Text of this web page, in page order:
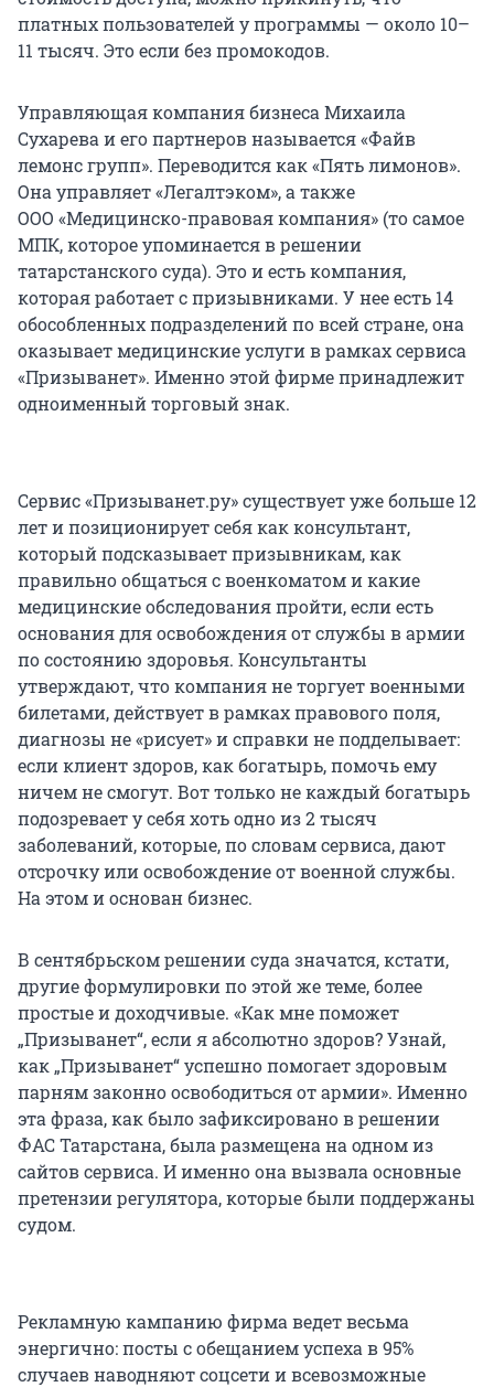
платных пользователей у программы — около 10–
11 тысяч. Это если без промокодов.
Управляющая компания бизнеса Михаила
Сухарева и его партнеров называется «Файв
лемонс групп». Переводится как «Пять лимонов».
Она управляет «Легалтэком», а также
ООО «Медицинско-правовая компания» (то самое
МПК, которое упоминается в решении
татарстанского суда). Это и есть компания,
которая работает с призывниками. У нее есть 14
обособленных подразделений по всей стране, она
оказывает медицинские услуги в рамках сервиса
«Призыванет». Именно этой фирме принадлежит
одноименный торговый знак.
Сервис «Призыванет.ру» существует уже больше 12
лет и позиционирует себя как консультант,
который подсказывает призывникам, как
правильно общаться с военкоматом и какие
медицинские обследования пройти, если есть
основания для освобождения от службы в армии
по состоянию здоровья. Консультанты
утверждают, что компания не торгует военными
билетами, действует в рамках правового поля,
диагнозы не «рисует» и справки не подделывает:
если клиент здоров, как богатырь, помочь ему
ничем не смогут. Вот только не каждый богатырь
подозревает у себя хоть одно из 2 тысяч
заболеваний, которые, по словам сервиса, дают
отсрочку или освобождение от военной службы.
На этом и основан бизнес.
В сентябрьском решении суда значатся, кстати,
другие формулировки по этой же теме, более
простые и доходчивые. «Как мне поможет
„Призыванет“, если я абсолютно здоров? Узнай,
как „Призыванет“ успешно помогает здоровым
парням законно освободиться от армии». Именно
эта фраза, как было зафиксировано в решении
ФАС Татарстана, была размещена на одном из
сайтов сервиса. И именно она вызвала основные
претензии регулятора, которые были поддержаны
судом.
Рекламную кампанию фирма ведет весьма
энергично: посты с обещанием успеха в 95%
случаев наводняют соцсети и всевозможные